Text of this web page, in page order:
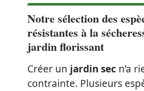
Notre sélection des
résistantes à la
jardin florissant
Créer un jardin sec n’a
contrainte. Plusieurs